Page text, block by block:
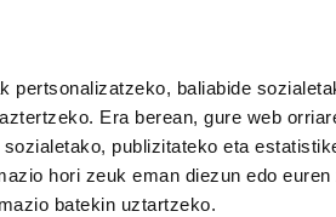
pertsonalizatzeko, baliabide
Era berean, gure web
publizitateko eta
hori zeuk eman diezun edo
batekin uztartzeko.